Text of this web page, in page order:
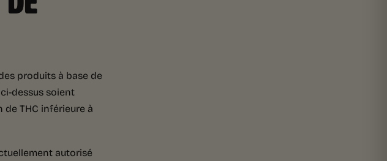
produits à base de
dessus soient
THC inférieure à
autorisé